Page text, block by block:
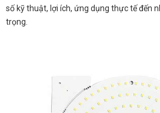
số kỹ thuật, lợi ích, ứng dụng thực tế đến
trọng.